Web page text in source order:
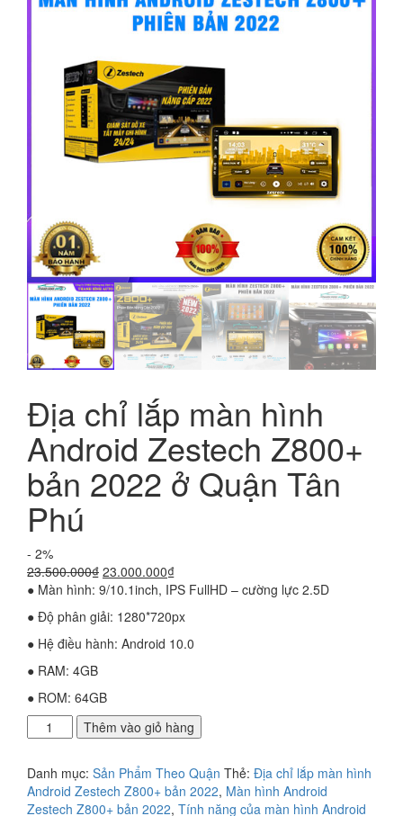
Địa chỉ lắp màn hình
Android Zestech Z800+
bản 2022 ở Quận Tân
Phú
- 2%
23.500.000₫ Giá
gốc
là:
23.500.000₫.
23.000.000₫Giá
hiện
là:
23.000.000₫.
● Màn hình: 9/10.1inch, IPS FullHD – cường lực 2.5D
● Độ phân giải: 1280*720px
● Hệ điều hành: Android 10.0
● RAM: 4GB
● ROM: 64GB
chỉ
màn
hình
Thêm vào giỏ hàng
Danh mục: Sản Phẩm Theo Quận Thẻ: Địa chỉ lắp màn hình
Android Zestech Z800+ bản 2022, Màn hình Android
Zestech Z800+ bản 2022, Tính năng của màn hình Android